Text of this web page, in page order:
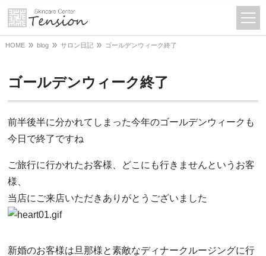
HOME blog サロン日記 ゴールデンウィーク終了
ゴールデンウィーク終了
前半後半に分かれてしまった今年のゴールデンウィークも
今日で終了ですね
ご旅行に行かれたお客様、どこにも行きませんというお客
様、
当店にご来店いただきありがとうございました
新婚のお客様は旦那様と素敵なディナークルージングに行